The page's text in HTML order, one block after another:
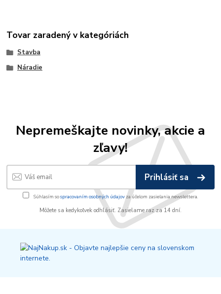
Tovar zaradený v kategóriách
Stavba
Náradie
Nepremeškajte novinky, akcie a
zľavy!
Prihlásiť sa
Súhlasím sospracovaním osobných údajov za účelom zasielania newslettera.
Môžete sa kedykoľvek odhlásiť. Zasielame raz za 14 dní.